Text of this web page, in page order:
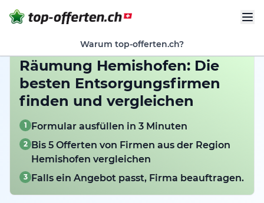
Warum top-offerten.ch?
Räumung Hemishofen: Die
besten Entsorgungsfirmen
finden und vergleichen
1 Formular ausfüllen in 3 Minuten
2 Bis 5 Offerten von Firmen aus der Region
Hemishofen vergleichen
3 Falls ein Angebot passt, Firma beauftragen.